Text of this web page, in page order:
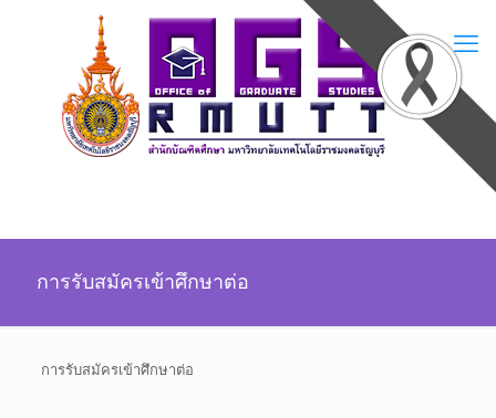
การรับสมัครเข้าศึกษาต่อ
การรับสมัครเข้าศึกษาต่อ